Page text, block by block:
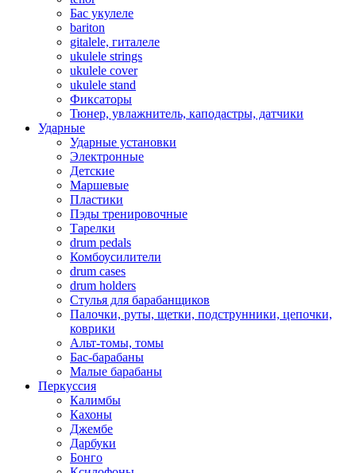
Бас укулеле
bariton
gitalele, гиталеле
ukulele strings
ukulele cover
ukulele stand
Фиксаторы
Тюнер, увлажнитель, каподастры, датчики
Ударные
Ударные установки
Электронные
Детские
Маршевые
Пластики
Пэды тренировочные
Тарелки
drum pedals
Комбоусилители
drum cases
drum holders
Стулья для барабанщиков
Палочки, руты, щетки, подструнники, цепочки,
коврики
Альт-томы, томы
Бас-барабаны
Малые барабаны
Перкуссия
Калимбы
Кахоны
Джембе
Дарбуки
Бонго